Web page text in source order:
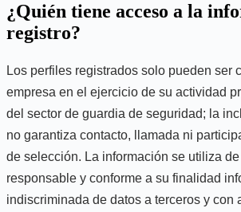
¿Quién tiene acceso a la
registro?
Los perfiles registrados solo pueden ser
empresa en el ejercicio de su actividad
del sector de guardia de seguridad; la
no garantiza contacto, llamada ni
de selección. La información se utiliza
responsable y conforme a su finalidad
indiscriminada de datos a terceros y con